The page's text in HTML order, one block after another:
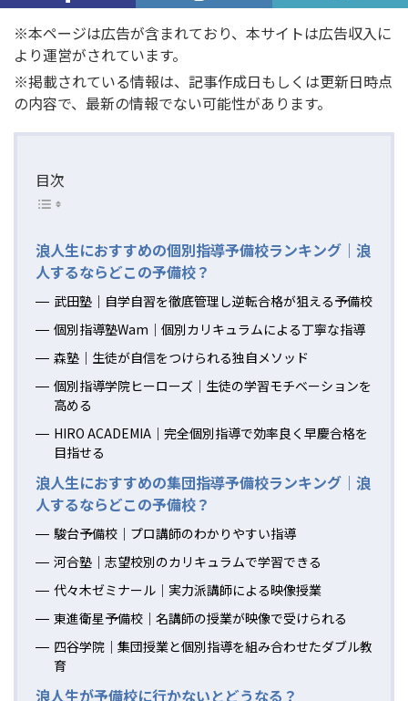
※本ページは広告が含まれており、本サイトは広告収入に
より運営がされています。
※掲載されている情報は、記事作成日もしくは更新日時点
の内容で、最新の情報でない可能性があります。
目次
浪人生におすすめの個別指導予備校ランキング｜浪
人するならどこの予備校？
武田塾｜自学自習を徹底管理し逆転合格が狙える予備校
個別指導塾Wam｜個別カリキュラムによる丁寧な指導
森塾｜生徒が自信をつけられる独自メソッド
個別指導学院ヒーローズ｜生徒の学習モチベーションを
高める
HIRO ACADEMIA｜完全個別指導で効率良く早慶合格を
目指せる
浪人生におすすめの集団指導予備校ランキング｜浪
人するならどこの予備校？
駿台予備校｜プロ講師のわかりやすい指導
河合塾｜志望校別のカリキュラムで学習できる
代々木ゼミナール｜実力派講師による映像授業
東進衛星予備校｜名講師の授業が映像で受けられる
四谷学院｜集団授業と個別指導を組み合わせたダブル教
育
浪人生が予備校に行かないとどうなる？